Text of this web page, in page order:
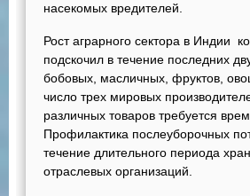
насекомых вредителей.
Рост аграрного сектора в Индии
подскочил в течение последних
бобовых, масличных, фруктов,
число трех мировых
различных товаров требуется
Профилактика послеуборочных
течение длительного периода
отраслевых организаций.